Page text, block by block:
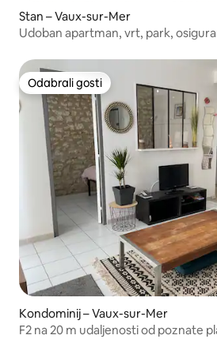
Stan – Vaux-sur-Mer
Udoban apartman, vrt, park,
Odabrali gosti
Odabrali gosti
Kondominij – Vaux-sur-Mer
F2 na 20 m udaljenosti od poznate